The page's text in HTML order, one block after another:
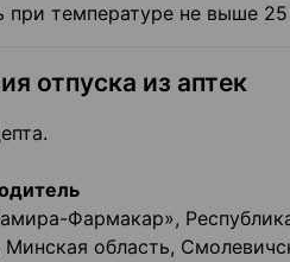
при температуре не выше
отпуска из аптек
Фармакар»,
Минская область,